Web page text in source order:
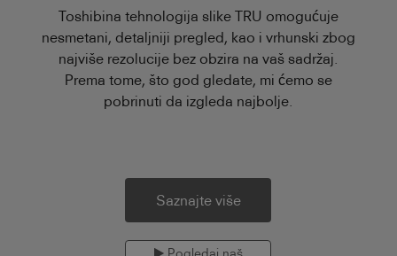
Toshibina tehnologija slike TRU omogućuje
nesmetani, detaljniji pregled, kao i vrhunski zbog
najviše rezolucije bez obzira na vaš sadržaj.
Prema tome, što god gledate, mi ćemo se
pobrinuti da izgleda najbolje.
Saznajte više